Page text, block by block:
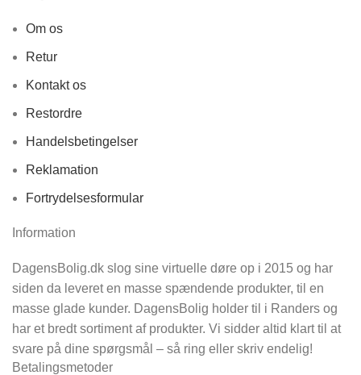
Om os
Retur
Kontakt os
Restordre
Handelsbetingelser
Reklamation
Fortrydelsesformular
Information
DagensBolig.dk slog sine virtuelle døre op i 2015 og har
siden da leveret en masse spændende produkter, til en
masse glade kunder. DagensBolig holder til i Randers og
har et bredt sortiment af produkter. Vi sidder altid klart til at
svare på dine spørgsmål – så ring eller skriv endelig!
Betalingsmetoder